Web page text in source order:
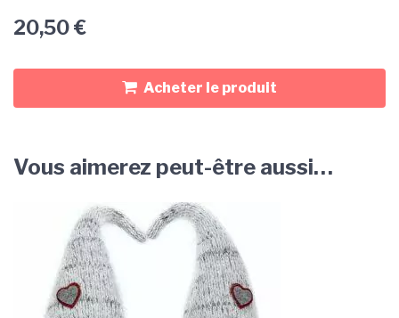
20,50€
Acheter le produit
Vous aimerez peut-être aussi…